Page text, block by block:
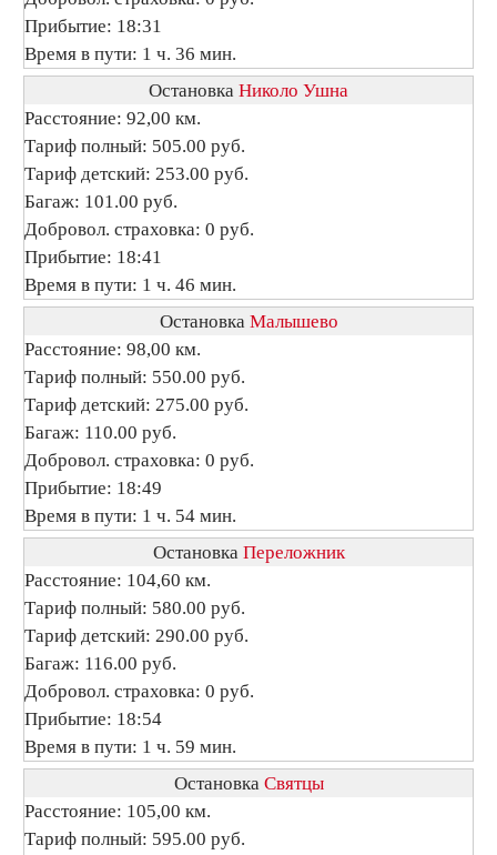
Прибытие: 18:31
Время в пути: 1 ч. 36 мин.
Остановка Николо Ушна
Расстояние: 92,00 км.
Тариф полный: 505.00 руб.
Тариф детский: 253.00 руб.
Багаж: 101.00 руб.
Добровол. страховка: 0 руб.
Прибытие: 18:41
Время в пути: 1 ч. 46 мин.
Остановка Малышево
Расстояние: 98,00 км.
Тариф полный: 550.00 руб.
Тариф детский: 275.00 руб.
Багаж: 110.00 руб.
Добровол. страховка: 0 руб.
Прибытие: 18:49
Время в пути: 1 ч. 54 мин.
Остановка Переложник
Расстояние: 104,60 км.
Тариф полный: 580.00 руб.
Тариф детский: 290.00 руб.
Багаж: 116.00 руб.
Добровол. страховка: 0 руб.
Прибытие: 18:54
Время в пути: 1 ч. 59 мин.
Остановка Святцы
Расстояние: 105,00 км.
Тариф полный: 595.00 руб.